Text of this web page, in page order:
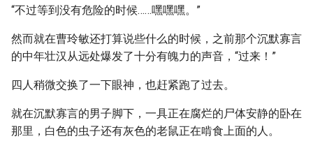
“不过等到没有危险的时候……嘿嘿嘿。”
然而就在曹玲敏还打算说些什么的时候，之前那个沉默寡言
的中年壮汉从远处爆发了十分有魄力的声音，“过来！”
四人稍微交换了一下眼神，也赶紧跑了过去。
就在沉默寡言的男子脚下，一具正在腐烂的尸体安静的卧在
那里，白色的虫子还有灰色的老鼠正在啃食上面的人。